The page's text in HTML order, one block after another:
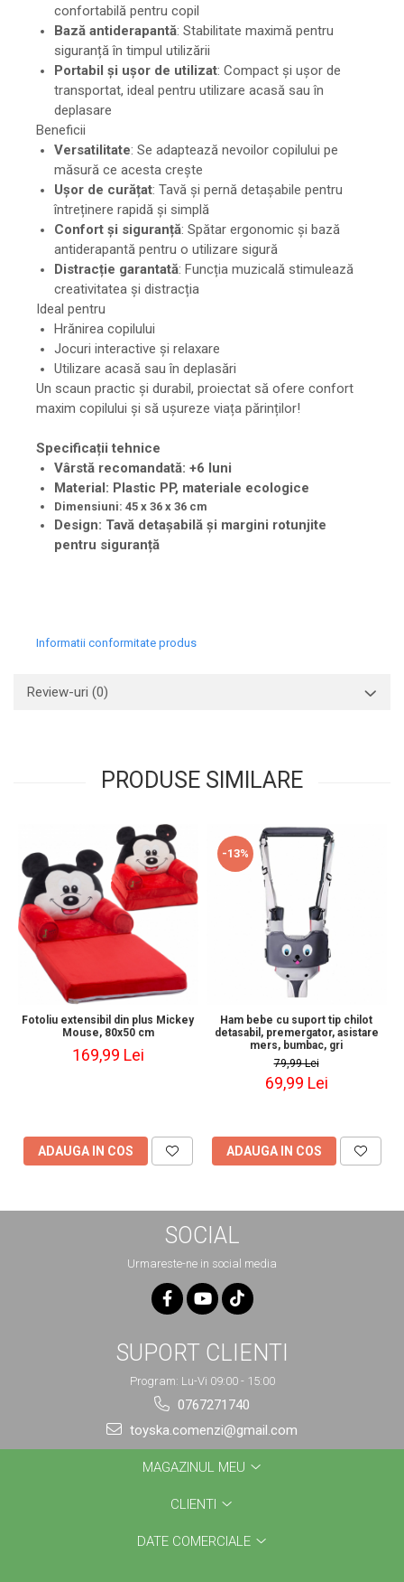
confortabilă pentru copil
Bază antiderapantă: Stabilitate maximă pentru
siguranță în timpul utilizării
Portabil și ușor de utilizat: Compact și ușor de
transportat, ideal pentru utilizare acasă sau în
deplasare
Beneficii
Versatilitate: Se adaptează nevoilor copilului pe
măsură ce acesta crește
Ușor de curățat: Tavă și pernă detașabile pentru
întreținere rapidă și simplă
Confort și siguranță: Spătar ergonomic și bază
antiderapantă pentru o utilizare sigură
Distracție garantată: Funcția muzicală stimulează
creativitatea și distracția
Ideal pentru
Hrănirea copilului
Jocuri interactive și relaxare
Utilizare acasă sau în deplasări
Un scaun practic și durabil, proiectat să ofere confort
maxim copilului și să ușureze viața părinților!
Specificații tehnice
Vârstă recomandată: +6 luni
Material: Plastic PP, materiale ecologice
Dimensiuni: 45 x 36 x 36 cm
Design: Tavă detașabilă și margini rotunjite
pentru siguranță
Informatii conformitate produs
Review-uri (0)
PRODUSE SIMILARE
Fotoliu extensibil din plus Mickey
Mouse, 80x50 cm
169,99 Lei
ADAUGA IN COS
-13%
Ham bebe cu suport tip chilot
detasabil, premergator, asistare
mers, bumbac, gri
79,99 Lei
69,99 Lei
ADAUGA IN COS
SOCIAL
Urmareste-ne in social media
SUPORT CLIENTI
Program: Lu-Vi 09:00 - 15:00
0767271740
toyska.comenzi@gmail.com
MAGAZINUL MEU
CLIENTI
DATE COMERCIALE